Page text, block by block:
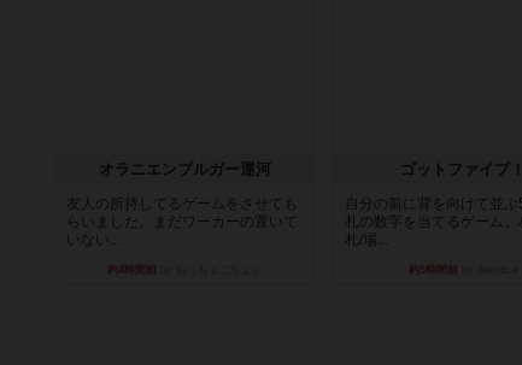
オラニエンブルガー運河
友人の所持してるゲームをさせても
らいました。まだワーカーの置いて
いない...
約4時間前
ゴットファイブ！
自分の前に背を向けて並ぶ
札の数字を当てるゲーム。
札/場...
約5時間前